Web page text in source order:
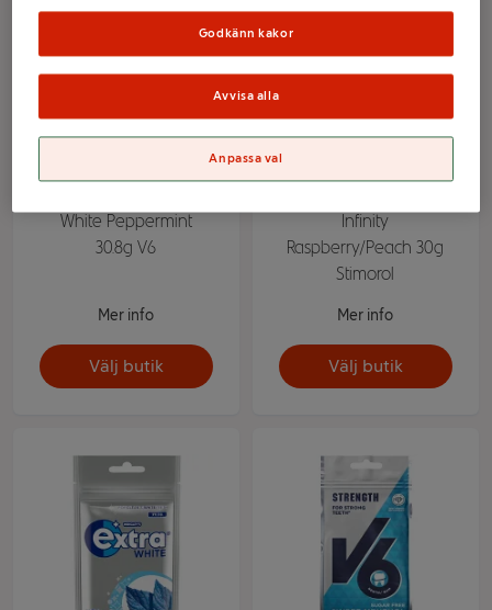
White Peppermint
30.8g V6
Mer info
Välj butik
Infinity
Raspberry/Peach 30g
Stimorol
Mer info
Välj butik
Godkänn kakor
Avvisa alla
Anpassa val